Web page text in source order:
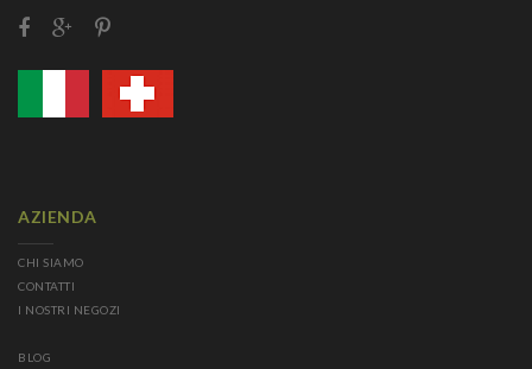
AZIENDA
CHI SIAMO
CONTATTI
I NOSTRI NEGOZI
BLOG